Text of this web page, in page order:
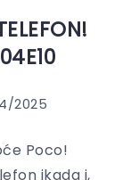
2025
Poco!
ikada i,